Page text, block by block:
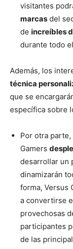
visitantes
marcas del
de increíbles
durante todo
Además, los
técnica
que se
específica sobre
Por otra
Gamers
desarrollar un
dinamizarán
forma, Versus
a convertirse
provechosas
participantes
de las